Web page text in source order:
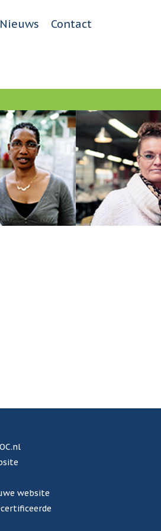
Nieuws Contact
website